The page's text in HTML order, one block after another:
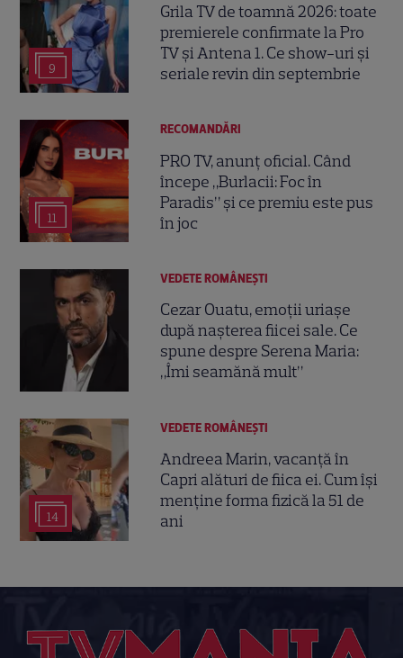
9
Grila TV de toamnă 2026: toate
premierele confirmate la Pro
TV și Antena 1. Ce show-uri și
seriale revin din septembrie
11
RECOMANDĂRI
PRO TV, anunț oficial. Când
începe „Burlacii: Foc în
Paradis” și ce premiu este pus
în joc
VEDETE ROMÂNEŞTI
Cezar Ouatu, emoții uriașe
după nașterea fiicei sale. Ce
spune despre Serena Maria:
„Îmi seamănă mult”
14
VEDETE ROMÂNEŞTI
Andreea Marin, vacanță în
Capri alături de fiica ei. Cum își
menține forma fizică la 51 de
ani